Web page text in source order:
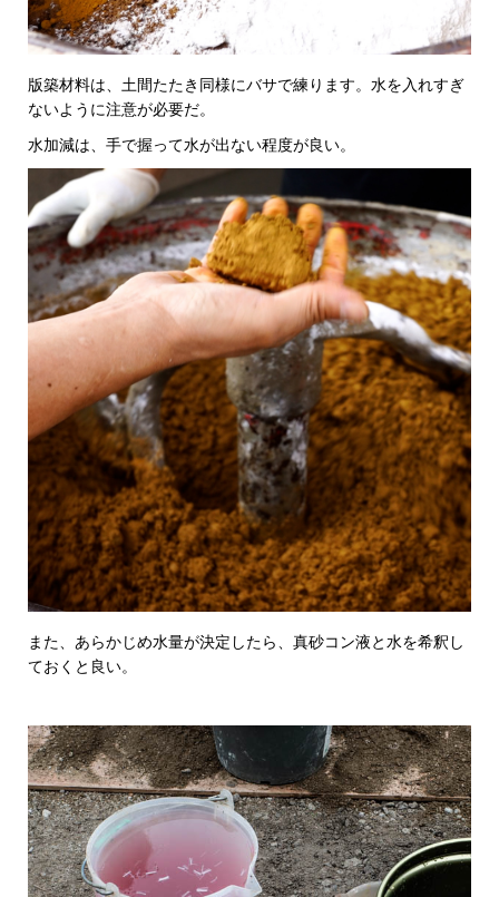
版築材料は、土間たたき同様にバサで練ります。水を入れすぎ
ないように注意が必要だ。
水加減は、手で握って水が出ない程度が良い。
また、あらかじめ水量が決定したら、真砂コン液と水を希釈し
ておくと良い。